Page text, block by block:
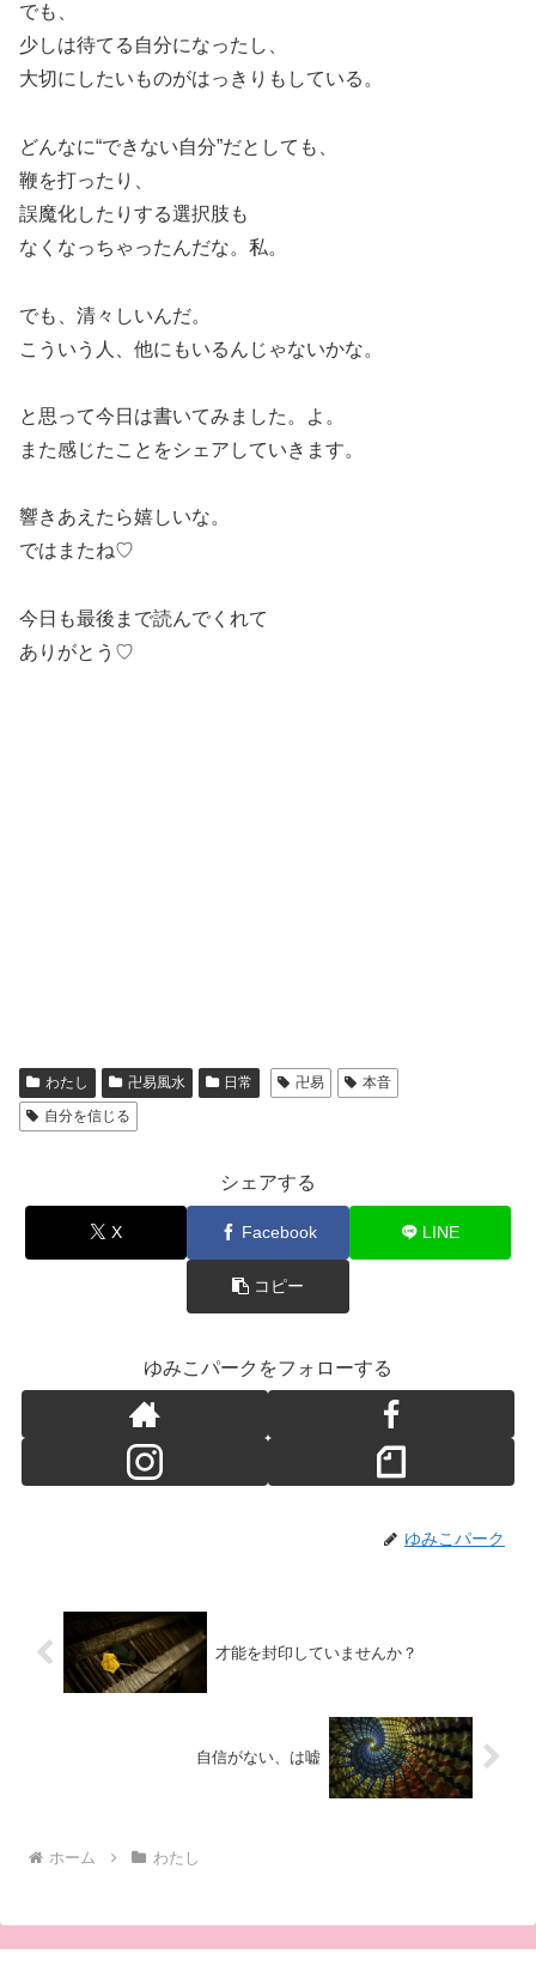
でも、
少しは待てる自分になったし、
大切にしたいものがはっきりもしている。
どんなに“できない自分”だとしても、
鞭を打ったり、
誤魔化したりする選択肢も
なくなっちゃったんだな。私。
でも、清々しいんだ。
こういう人、他にもいるんじゃないかな。
と思って今日は書いてみました。よ。
また感じたことをシェアしていきます。
響きあえたら嬉しいな。
ではまたね♡
今日も最後まで読んでくれて
ありがとう♡
わたし 卍易風水 日常 卍易
本音
自分を信じる
シェアする
X Facebook LINE
コピー
ゆみこパークをフォローする
ゆみこパーク
才能を封印していませんか？
自信がない、は嘘
ホーム わたし